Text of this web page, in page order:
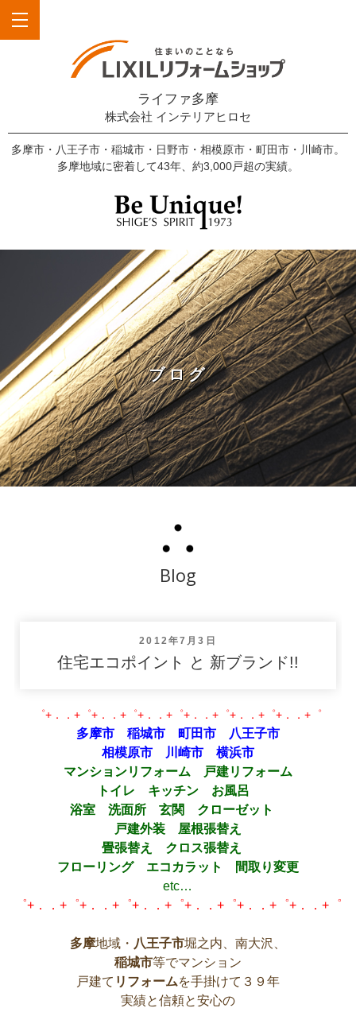
ライファ多摩
株式会社 インテリアヒロセ
多摩市・八王子市・稲城市・日野市・相模原市・町田市・川崎市。
多摩地域に密着して43年、約3,000戸超の実績。
ブログ
Blog
投
稿
日:
2012年7月3日
住宅エコポイント と 新ブランド!!
゜+．．+゜+．．+゜+．．+゜+．．+゜+．．+゜+．．+゜
多摩市 稲城市 町田市 八王子市
相模原市 川崎市 横浜市
マンションリフォーム 戸建リフォーム
トイレ キッチン お風呂
浴室 洗面所 玄関 クローゼット
戸建外装 屋根張替え
畳張替え クロス張替え
フローリング エコカラット 間取り変更
etc…
゜+．．+゜+．．+゜+．．+゜+．．+゜+．．+゜+．．+゜
多摩地域・ 八王子市堀之内、南大沢、
稲城市等でマンション
戸建て リフォームを手掛けて３９年
実績と信頼と安心の